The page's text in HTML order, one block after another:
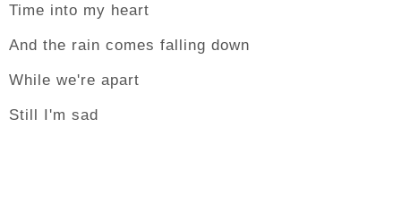
Time into my heart
And the rain comes falling down
While we're apart
Still I'm sad